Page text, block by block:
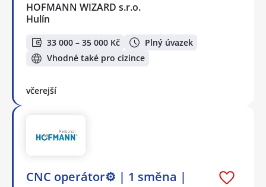
HOFMANN WIZARD s.r.o.
Hulín
33 000 – 35 000 Kč
Plný úvazek
Vhodné také pro cizince
včerejší
CNC operátor⚙️ | 1 směna |